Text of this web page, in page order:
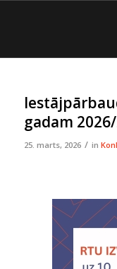
gadam
25. marts, 2026 / in